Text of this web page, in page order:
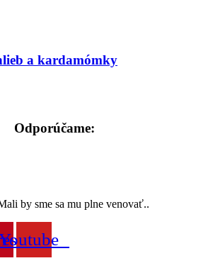
a kardamómky
Odporúčame:
by sme sa mu plne venovať..